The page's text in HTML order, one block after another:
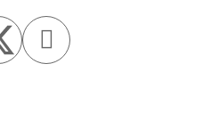
